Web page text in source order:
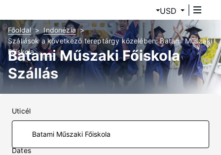
USD
Főoldal
Indonézia
Szállások a következő tereptárgy közelében: Batami Műszaki
Főiskola
Batami Műszaki Főiskola
Szállás
Uticél
Dates